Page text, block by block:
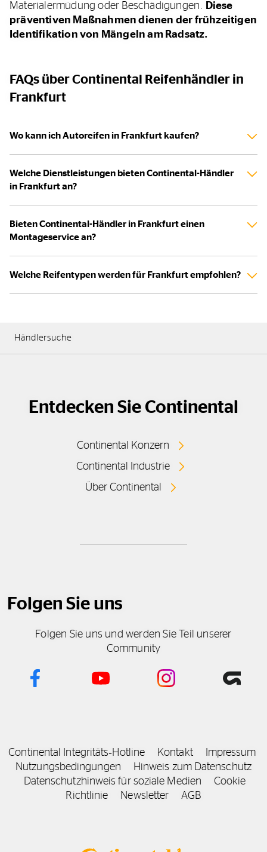
Materialermüdung oder Beschädigungen. Diese
präventiven Maßnahmen dienen der frühzeitigen
Identifikation von Mängeln am Radsatz.
FAQs über Continental Reifenhändler in
Frankfurt
Wo kann ich Autoreifen in Frankfurt kaufen?
Welche Dienstleistungen bieten Continental-Händler
in Frankfurt an?
Bieten Continental-Händler in Frankfurt einen
Montageservice an?
Welche Reifentypen werden für Frankfurt empfohlen?
Händlersuche
Entdecken Sie Continental
Continental Konzern
Continental Industrie
Über Continental
Folgen Sie uns
Folgen Sie uns und werden Sie Teil unserer
Community
Continental Integritäts‑Hotline Kontakt
Impressum
Nutzungsbedingungen
Hinweis zum Datenschutz
Datenschutzhinweis für soziale Medien
Cookie
Richtlinie
Newsletter AGB